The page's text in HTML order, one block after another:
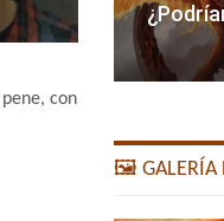
con
🖼️ GALERÍA